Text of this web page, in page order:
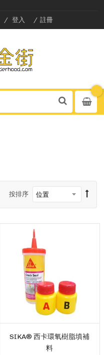
登入 註冊
按排序
SIKA® 西卡環氧樹脂填補
料